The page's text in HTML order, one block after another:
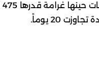
20 يوماً.